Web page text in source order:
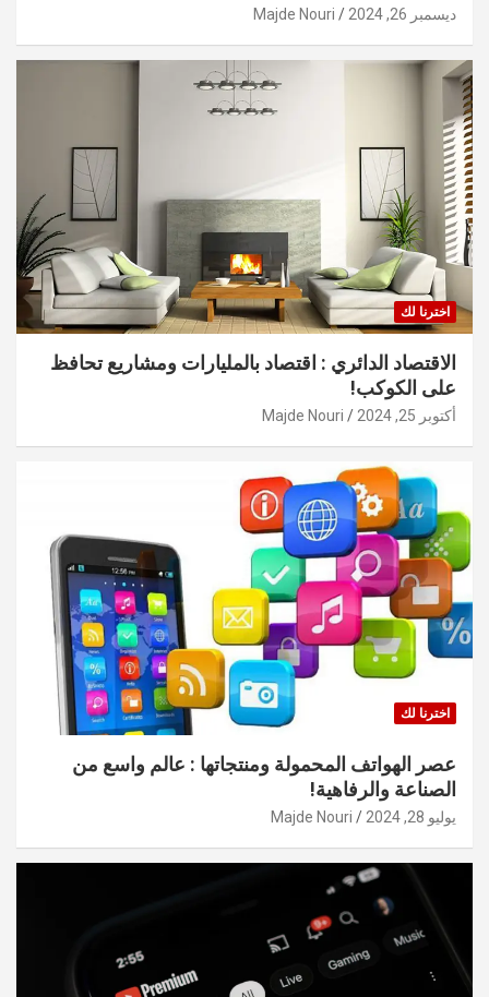
ديسمبر 26, 2024 Majde Nouri
اخترنا لك
الاقتصاد الدائري : اقتصاد بالمليارات ومشاريع تحافظ
على الكوكب!
أكتوبر 25, 2024 Majde Nouri
اخترنا لك
عصر الهواتف المحمولة ومنتجاتها : عالم واسع من
الصناعة والرفاهية!
يوليو 28, 2024 Majde Nouri